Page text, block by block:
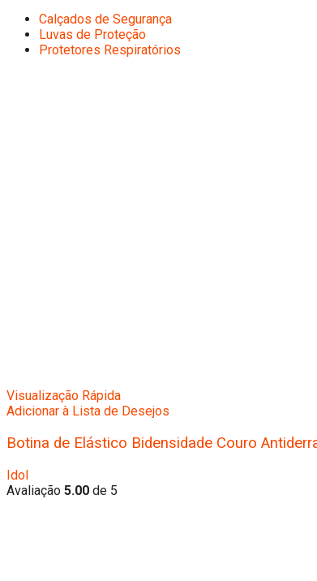
Calçados de Segurança
Luvas de Proteção
Protetores Respiratórios
Visualização Rápida
Adicionar à Lista de Desejos
Botina de Elástico Bidensidade Couro
Idol
Avaliação 5.00 de 5